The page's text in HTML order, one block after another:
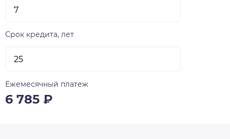
Срок кредита, лет
Ежемесячный платеж
6 785 ₽